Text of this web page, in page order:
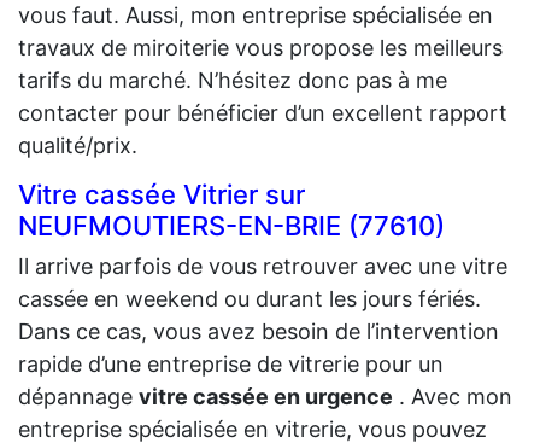
vous faut. Aussi, mon entreprise spécialisée en
travaux de miroiterie vous propose les meilleurs
tarifs du marché. N’hésitez donc pas à me
contacter pour bénéficier d’un excellent rapport
qualité/prix.
Vitre cassée Vitrier sur
NEUFMOUTIERS-EN-BRIE (77610)
Il arrive parfois de vous retrouver avec une vitre
cassée en weekend ou durant les jours fériés.
Dans ce cas, vous avez besoin de l’intervention
rapide d’une entreprise de vitrerie pour un
dépannage vitre cassée en urgence . Avec mon
entreprise spécialisée en vitrerie, vous pouvez